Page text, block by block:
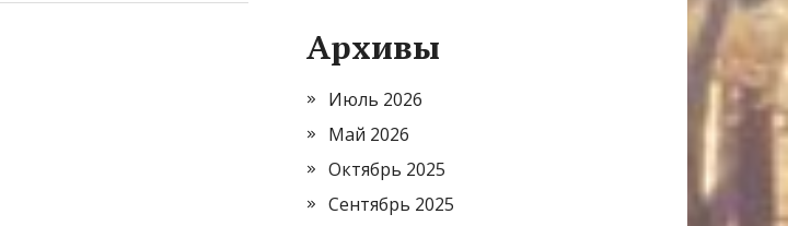
Архивы
Июль 2026
Май 2026
Октябрь 2025
Сентябрь 2025